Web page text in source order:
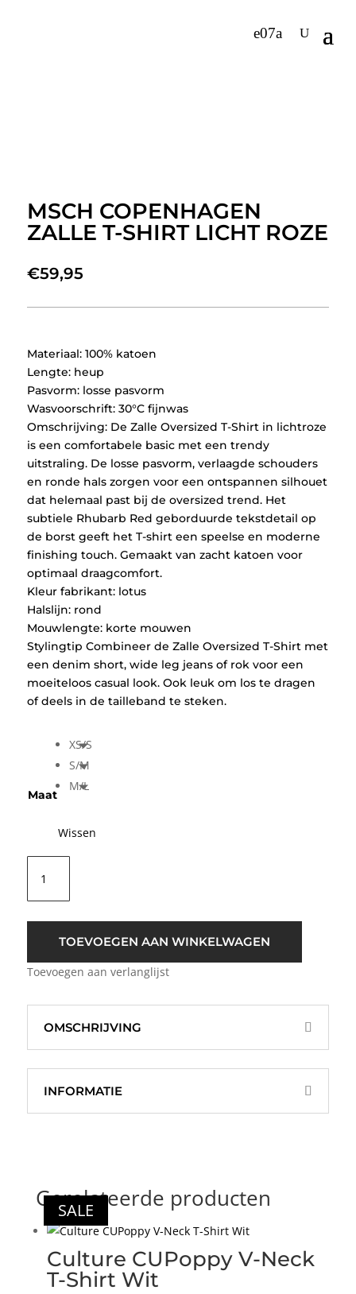
MSCH COPENHAGEN
ZALLE T-SHIRT LICHT ROZE
€59,95
Materiaal: 100% katoen
Lengte: heup
Pasvorm: losse pasvorm
Wasvoorschrift: 30°C fijnwas
Omschrijving: De Zalle Oversized T-Shirt in lichtroze
is een comfortabele basic met een trendy
uitstraling. De losse pasvorm, verlaagde schouders
en ronde hals zorgen voor een ontspannen silhouet
dat helemaal past bij de oversized trend. Het
subtiele Rhubarb Red geborduurde tekstdetail op
de borst geeft het T-shirt een speelse en moderne
finishing touch. Gemaakt van zacht katoen voor
optimaal draagcomfort.
Kleur fabrikant: lotus
Halslijn: rond
Mouwlengte: korte mouwen
Stylingtip Combineer de Zalle Oversized T-Shirt met
een denim short, wide leg jeans of rok voor een
moeiteloos casual look. Ook leuk om los te dragen
of deels in de tailleband te steken.
Maat
XS/S
S/M
M/L
Wissen
Copenhagen
Zalle
T-
Roze
TOEVOEGEN AAN WINKELWAGEN
Toevoegen aan verlanglijst
OMSCHRIJVING
INFORMATIE
Gerelateerde producten
Culture CUPoppy V-Neck
T-Shirt Wit
SALE
SALE
SALE